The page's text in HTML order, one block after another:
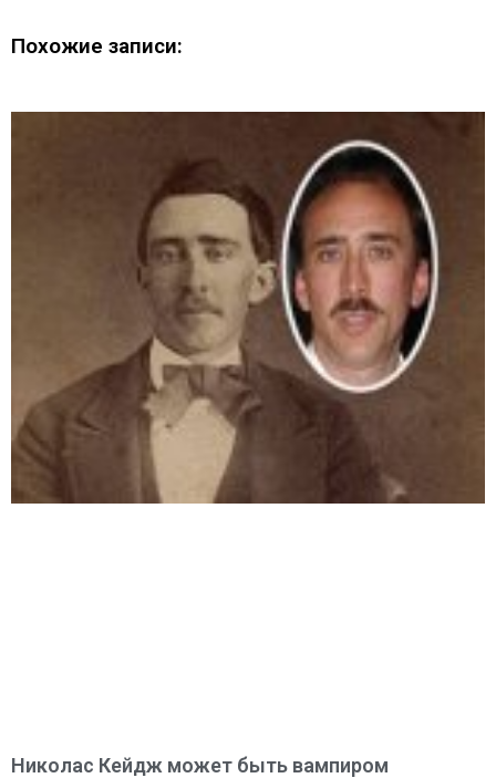
Похожие записи:
Николас Кейдж может быть вампиром